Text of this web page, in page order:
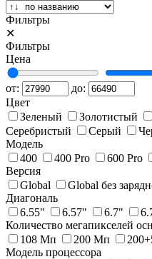
Фильтры
✕
Фильтры
Цена
от:
до:
Цвет
Зеленый
Золотистый
Серебристый
Серый
Модель
400
400 Pro 600 Pro
Версия
Global
Global без
Диагональ
6.55"
6.57" 6.7"
Количество мегапикселей
108 Мп
200 Мп
Модель процессора